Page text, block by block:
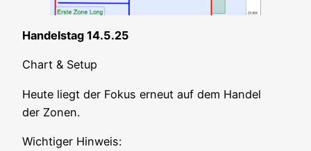
Han­dels­tag 14.5.25
Chart & Setup
Heu­te liegt der Fokus erneut auf dem Han­del
der Zonen.
Wich­ti­ger Hin­weis: